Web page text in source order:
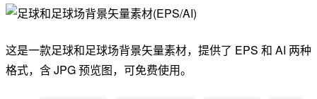
这是一款足球和足球场背景矢量素材，提供了 EPS 和 AI 两种
格式，含 JPG 预览图，可免费使用。